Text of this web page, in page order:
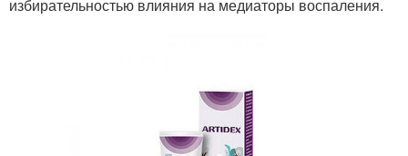
избирательностью влияния на медиаторы воспаления.